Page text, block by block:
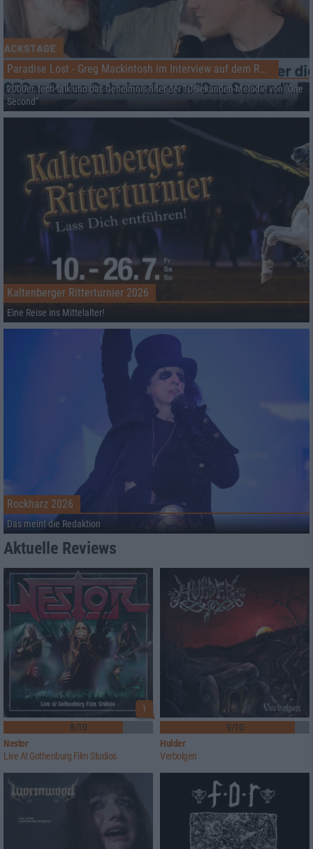
Paradise Lost - Greg Mackintosh im Interview auf dem RHZ
2000er, tech-talk und das Geheimnis hiter der 10-Sekunden-Melodie von "One
Second"
Kaltenberger Ritterturnier 2026
Eine Reise ins Mittelalter!
Rockharz 2026
Das meint die Redaktion
Aktuelle Reviews
1
8/10
Nestor
Live At Gothenburg Film Studios
9/10
Hulder
Verbolgen